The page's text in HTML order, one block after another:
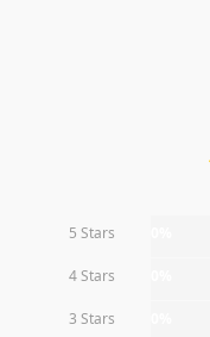
5 Stars
4 Stars
3 Stars